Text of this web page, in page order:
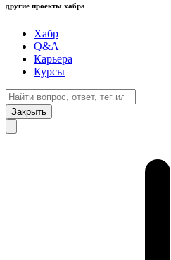
другие проекты хабра
Хабр
Q&A
Карьера
Курсы
Закрыть